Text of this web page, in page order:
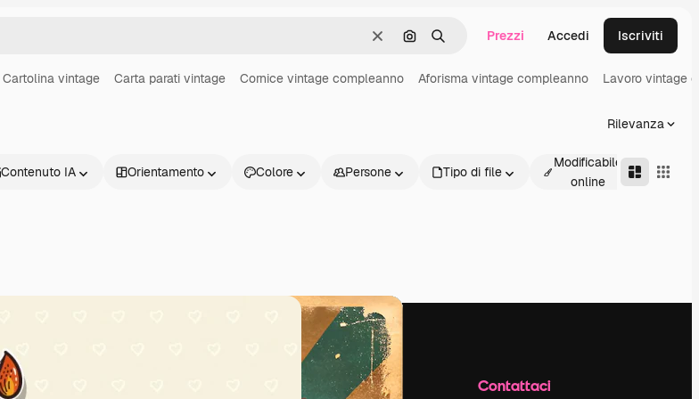
CancellaCerca per immagine
Ricerca Prezzi Accedi Iscriviti
Cartolina vintage Carta parati vintage Cornice vintage compleanno Aforisma vintage compleanno Lavoro vintage
Rilevanza
Contenuto IA Orientamento Colore Persone Tipo di file
Modificabile
online
Azienda Contattaci